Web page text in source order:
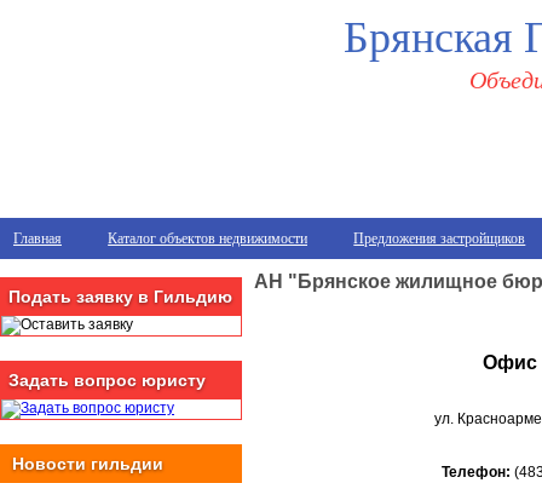
Брянская
Главная Каталог объектов недвижимости Предложения застройщиков
Подать заявку в Гильдию
Задать вопрос юристу
Новости гильдии
АН "Брянское жилищное
Офис
ул.
Телефон: